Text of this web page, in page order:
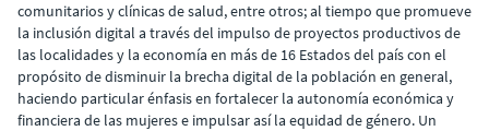
comunitarios y clínicas de salud, entre otros; al tiempo que promueve
la inclusión digital a través del impulso de proyectos productivos de
las localidades y la economía en más de 16 Estados del país con el
propósito de disminuir la brecha digital de la población en general,
haciendo particular énfasis en fortalecer la autonomía económica y
financiera de las mujeres e impulsar así la equidad de género. Un